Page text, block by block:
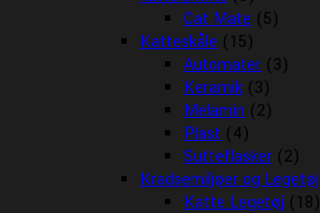
Cat Mate (5)
Katteskåle (15)
Automater (3)
Keramik (3)
Melamin (2)
Plast (4)
Sutteflasker (2)
Kradsemiljøer og Legetøj
Katte Legetøj (18)